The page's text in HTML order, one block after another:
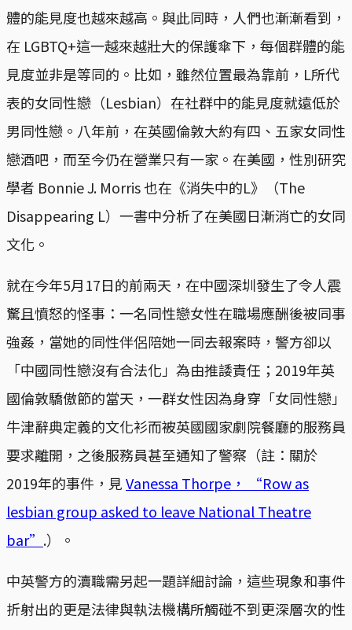
體的能見度也越來越高。與此同時，人們也漸漸看到，
在 LGBTQ+這一越來越壯大的保護傘下，每個群體的能
見度並非是等同的。比如，雖然位置最為靠前，L所代
表的女同性戀（Lesbian）在社群中的能見度就遠低於
男同性戀。八年前，在英國倫敦大約有四、五家女同性
戀酒吧，而至今仍在營業只有一家。在美國，性別研究
學者 Bonnie J. Morris 也在《消失中的L》（The
Disappearing L）一書中分析了在美國日漸消亡的女同
文化。
就在今年5月17日的前兩天，在中國深圳發生了令人震
驚且憤怒的怪事：一名同性戀女性在職場應酬後被同事
強姦，當她的同性伴侶陪她一同去報案時，警方卻以
「中國同性戀沒有合法化」為由推諉責任；2019年英
國倫敦驕傲節的當天，一群女性因為身穿「女同性戀」
牛津辭典定義的文化衫而被英國國家劇院餐廳的服務員
要求離開，之後服務員甚至通知了警察（註：關於
2019年的事件，見Vanessa Thorpe， “Row as
lesbian group asked to leave National Theatre
bar” .）。
中英警方的瀆職需另起一題詳細討論，這些現象和事件
折射出的更是法律與執法機構所觸碰不到更深層次的性